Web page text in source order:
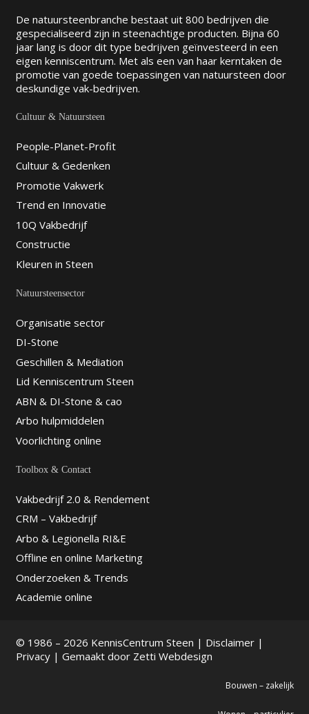
De natuursteenbranche bestaat uit 800 bedrijven die
gespecialiseerd zijn in steenachtige producten. Bijna 60
jaar lang is door dit type bedrijven geïnvesteerd in een
eigen kenniscentrum. Met als een van haar kerntaken de
promotie van goede toepassingen van natuursteen door
deskundige vak-bedrijven.
Cultuur & Natuursteen
People-Planet-Profit
Cultuur & Gedenken
Promotie Vakwerk
Trend en Innovatie
10Q Vakbedrijf
Constructie
Kleuren in Steen
Natuursteensector
Organisatie sector
DI-Stone
Geschillen & Mediation
Lid Kenniscentrum Steen
ABN & DI-Stone & cao
Arbo hulpmiddelen
Voorlichting online
Toolbox & Contact
Vakbedrijf 2.0 & Rendement
CRM – Vakbedrijf
Arbo & Legionella RI&E
Offline en online Marketing
Onderzoeken & Trends
Academie online
© 1986 – 2026 KennisCentrum Steen | Disclaimer|
Privacy| Gemaakt door Zetti Webdesign
Bouwen – zakelijk